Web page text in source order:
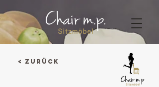
< Zurück